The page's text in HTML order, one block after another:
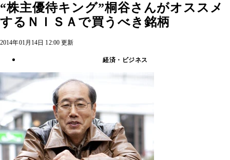
“株主優待キング”桐谷さんがオススメ
するＮＩＳＡで買うべき銘柄
2014年01月14日 12:00 更新
経済・ビジネス